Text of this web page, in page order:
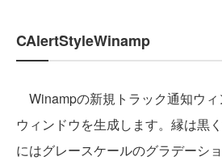
CAlertStyleWinamp
Winampの新規トラック通知ウ
ウィンドウを生成します。縁は黒
にはグレースケールのグラデーシ